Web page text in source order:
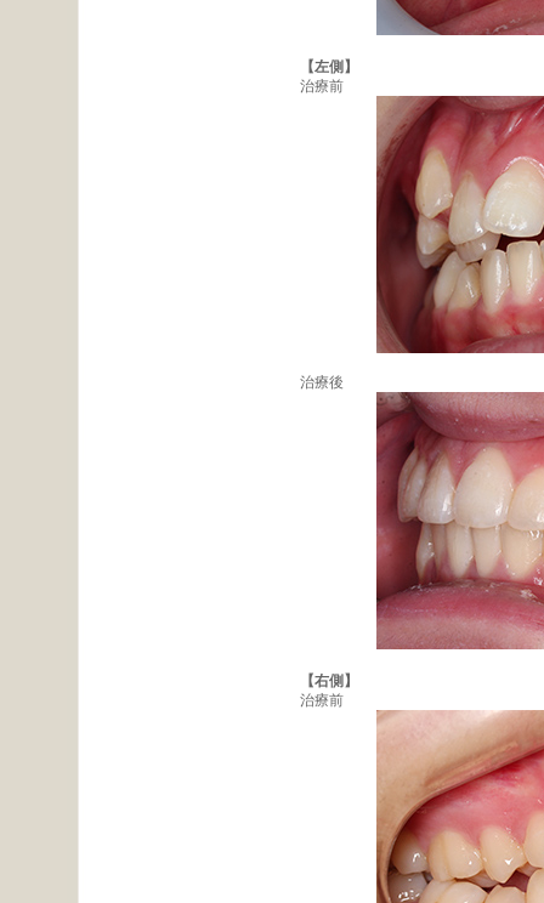
【左側】
治療前
治療後
【右側】
治療前